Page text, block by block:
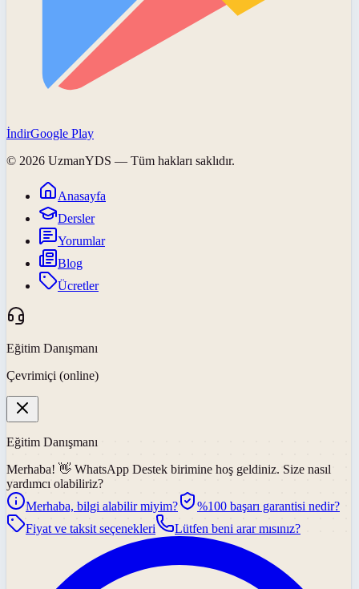
İndirGoogle Play
© 2026 UzmanYDS — Tüm hakları saklıdır.
Anasayfa
Dersler
Yorumlar
Blog
Ücretler
Eğitim Danışmanı
Çevrimiçi (online)
Eğitim Danışmanı
Merhaba! 👋 WhatsApp Destek birimine hoş geldiniz. Size nasıl
yardımcı olabiliriz?
Merhaba, bilgi alabilir miyim?
%100 başarı garantisi nedir?
Fiyat ve taksit seçenekleri
Lütfen beni arar mısınız?